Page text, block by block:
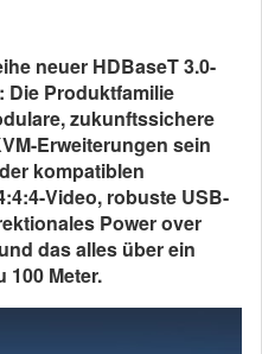
neuer HDBaseT 3.0-
Die Produktfamilie
zukunftssichere
Erweiterungen sein
kompatiblen
Video, robuste USB-
Power over
das alles über ein
100 Meter.